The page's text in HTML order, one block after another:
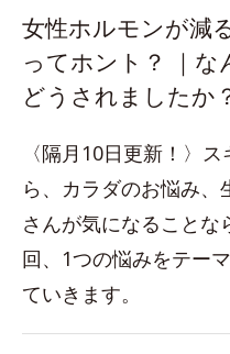
女性ホルモンが減
ってホント？ ｜な
どうされましたか
〈隔月10日更新！〉
ら、カラダのお悩み
さんが気になることな
回、1つの悩みをテー
ていきます。